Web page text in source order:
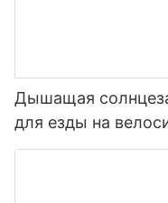
Дышащая
для езды на
вуаль для защиты